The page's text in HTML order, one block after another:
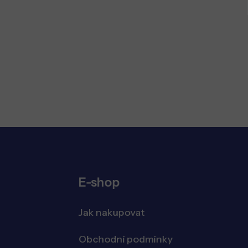
E-shop
Jak nakupovat
Obchodní podmínky